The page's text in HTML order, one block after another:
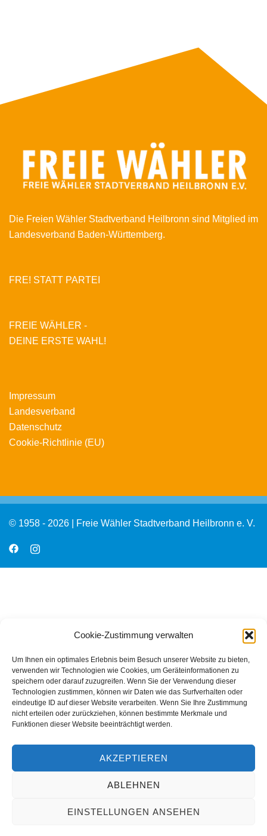
Cookie-Zustimmung verwalten
Um Ihnen ein optimales Erlebnis beim Besuch unserer Website zu bieten,
verwenden wir Technologien wie Cookies, um Geräteinformationen zu
speichern oder darauf zuzugreifen. Wenn Sie der Verwendung dieser
Technologien zustimmen, können wir Daten wie das Surfverhalten oder
eindeutige ID auf dieser Website verarbeiten. Wenn Sie Ihre Zustimmung
nicht erteilen oder zurückziehen, können bestimmte Merkmale und
Funktionen dieser Website beeinträchtigt werden.
AKZEPTIEREN
ABLEHNEN
EINSTELLUNGEN ANSEHEN
Die Freien Wähler Stadtverband Heilbronn sind Mitglied im
Landesverband Baden-Württemberg.
FRE! STATT PARTEI
FREIE WÄHLER -
DEINE ERSTE WAHL!
Impressum
Landesverband
Datenschutz
Cookie-Richtlinie (EU)
© 1958 - 2026 | Freie Wähler Stadtverband Heilbronn e. V.